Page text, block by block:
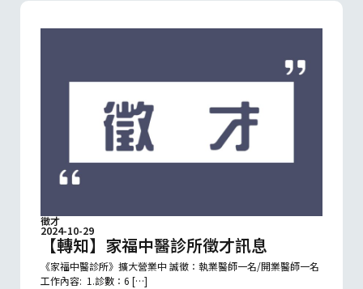
徵才
2024-10-29
【轉知】家福中醫診所徵才訊息
《家福中醫診所》擴大營業中 誠徵：執業醫師一名/開業醫師一名
工作內容: 1.診數：6 […]